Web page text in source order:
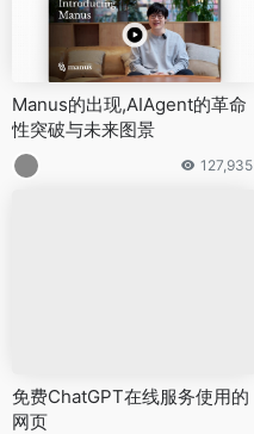
Manus的出现,AIAgent的革命
性突破与未来图景
127,935
免费ChatGPT在线服务使用的
网页